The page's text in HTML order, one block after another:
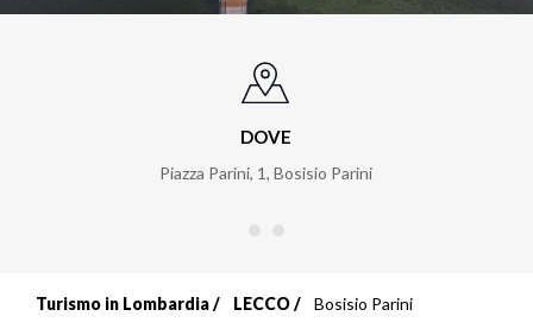
DOVE
Piazza Parini, 1, Bosisio Parini
Turismo in Lombardia LECCO Bosisio Parini